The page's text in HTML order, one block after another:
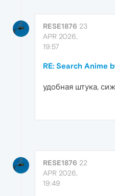
RESE1876 23
APR 2026,
19:57
RE: Search Anime
удобная штука,
RESE1876 22
APR 2026,
19:49